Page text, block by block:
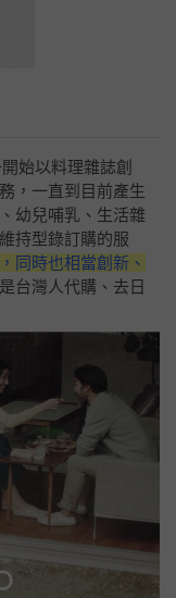
始以料理雜誌創
，一直到目前產生
幼兒哺乳、生活雜
持型錄訂購的服
同時也相當創新、
台灣人代購、去日